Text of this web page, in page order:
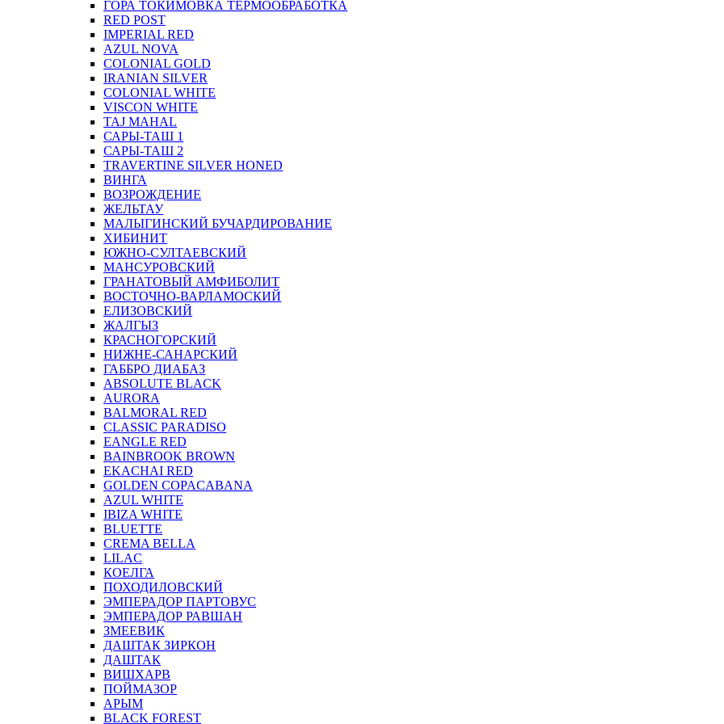
ГОРА ТОКИМОВКА ТЕРМООБРАБОТКА
RED POST
IMPERIAL RED
AZUL NOVA
COLONIAL GOLD
IRANIAN SILVER
COLONIAL WHITE
VISCON WHITE
TAJ MAHAL
САРЫ-ТАШ 1
САРЫ-ТАШ 2
TRAVERTINE SILVER HONED
ВИНГА
ВОЗРОЖДЕНИЕ
ЖЕЛЬТАУ
МАЛЫГИНСКИЙ БУЧАРДИРОВАНИЕ
ХИБИНИТ
ЮЖНО-СУЛТАЕВСКИЙ
МАНСУРОВСКИЙ
ГРАНАТОВЫЙ АМФИБОЛИТ
ВОСТОЧНО-ВАРЛАМОСКИЙ
ЕЛИЗОВСКИЙ
ЖАЛГЫЗ
КРАСНОГОРСКИЙ
НИЖНЕ-САНАРСКИЙ
ГАББРО ДИАБАЗ
ABSOLUTE BLACK
AURORA
BALMORAL RED
CLASSIC PARADISO
EANGLE RED
BAINBROOK BROWN
EKACHAI RED
GOLDEN COPACABANA
AZUL WHITE
IBIZA WHITE
BLUETTE
CREMA BELLA
LILAC
КОЕЛГА
ПОХОДИЛОВСКИЙ
ЭМПЕРАДОР ПАРТОВУС
ЭМПЕРАДОР РАВШАН
ЗМЕЕВИК
ДАШТАК ЗИРКОН
ДАШТАК
ВИШХАРВ
ПОЙМАЗОР
АРЫМ
BLACK FOREST